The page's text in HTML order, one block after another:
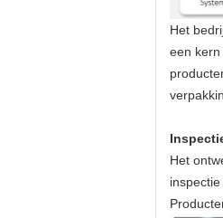
Het
een
Het